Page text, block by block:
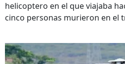
helicoptero en el que viajaba
cinco personas murieron en el